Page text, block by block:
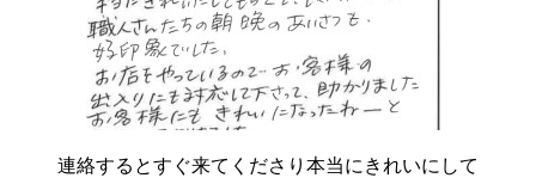
連絡するとすぐ来てくださり本当にきれいにして